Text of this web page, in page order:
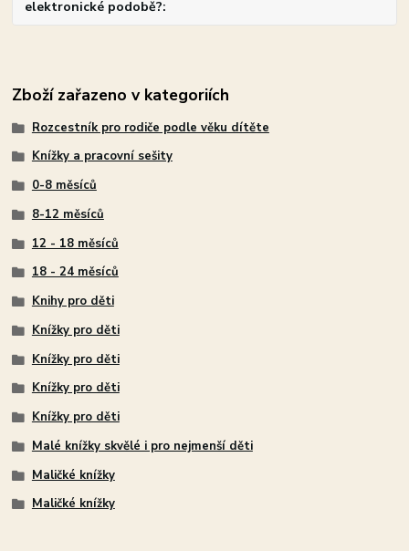
elektronické podobě?
Zboží zařazeno v kategoriích
Rozcestník pro rodiče podle věku dítěte
Knížky a pracovní sešity
0-8 měsíců
8-12 měsíců
12 - 18 měsíců
18 - 24 měsíců
Knihy pro děti
Knížky pro děti
Knížky pro děti
Knížky pro děti
Knížky pro děti
Malé knížky skvělé i pro nejmenší děti
Maličké knížky
Maličké knížky